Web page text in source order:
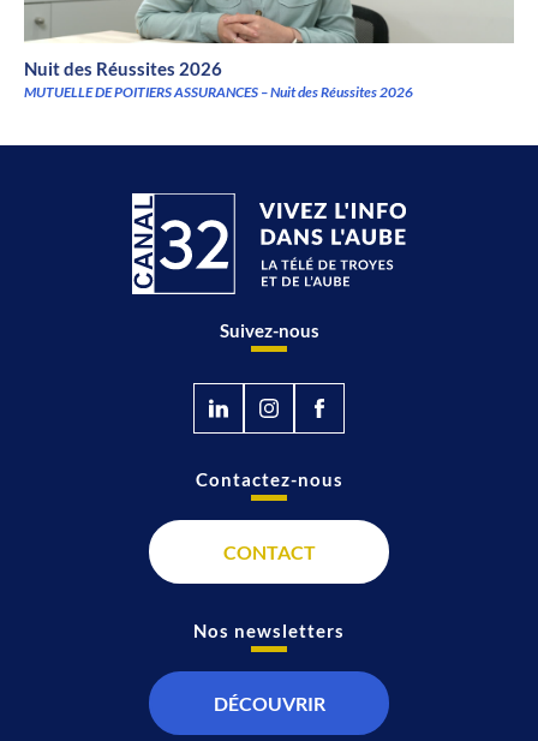
Nuit des Réussites 2026
MUTUELLE DE POITIERS ASSURANCES – Nuit des Réussites 2026
Suivez-nous
Contactez-nous
CONTACT
Nos newsletters
DÉCOUVRIR